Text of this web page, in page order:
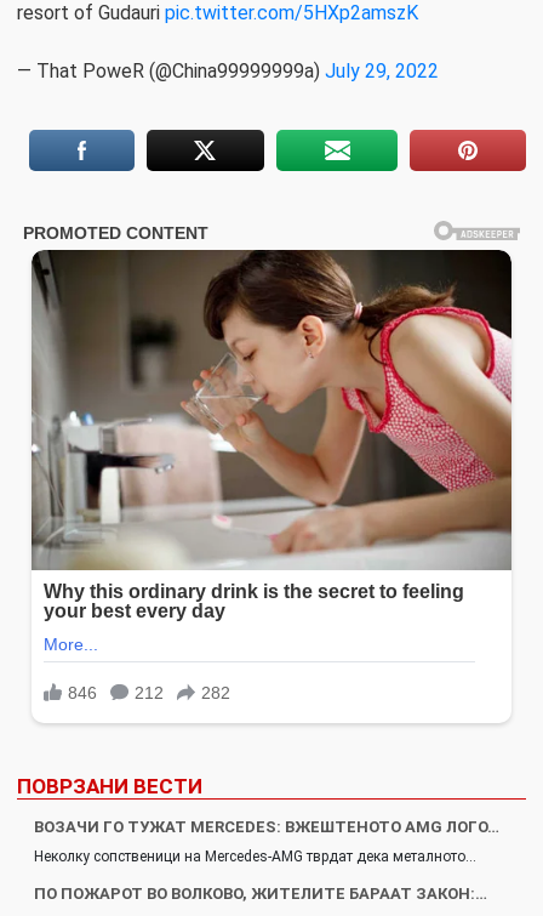
resort of Gudauri pic.twitter.com/5HXp2amszK
— That PoweR (@China99999999a) July 29, 2022
ПОВРЗАНИ ВЕСТИ
ВОЗАЧИ ГО ТУЖАТ MERCEDES: ВЖЕШТЕНОТО AMG ЛОГО…
Неколку сопственици на Mercedes-AMG тврдат дека металното…
ПО ПОЖАРОТ ВО ВОЛКОВО, ЖИТЕЛИТЕ БАРААТ ЗАКОН:…